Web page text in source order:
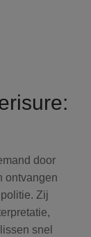
door
ontvangen
Zij
snel